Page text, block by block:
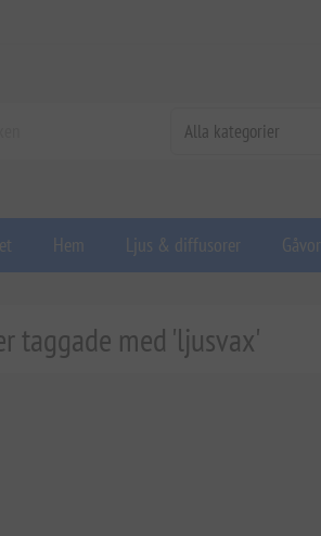
Hem Ljus & diffusorer Gåvor
taggade med 'ljusvax'